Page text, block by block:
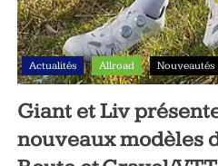
Actualités Allroad Nouveautés
Giant et Liv
nouveaux modèles